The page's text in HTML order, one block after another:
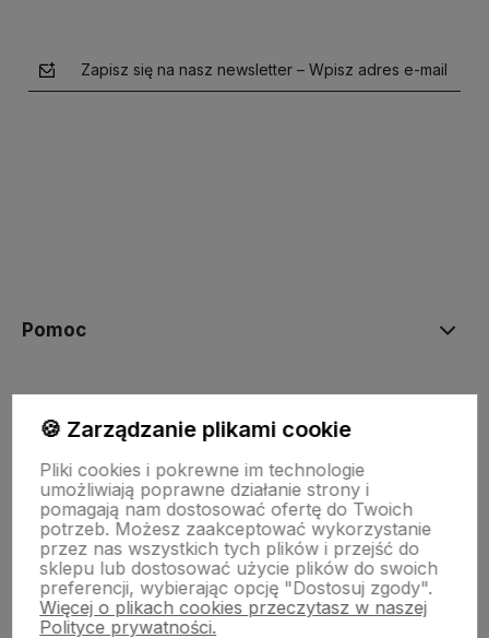
Zapisz się na nasz newsletter – Wpisz adres e-mail
Pomoc
Płatności i dostawa
Informacje
O nas
🍪 Zarządzanie plikami cookie
Pliki cookies i pokrewne im technologie
umożliwiają poprawne działanie strony i
pomagają nam dostosować ofertę do Twoich
potrzeb. Możesz zaakceptować wykorzystanie
przez nas wszystkich tych plików i przejść do
sklepu lub dostosować użycie plików do swoich
preferencji, wybierając opcję "Dostosuj zgody".
Więcej o plikach cookies przeczytasz w naszej
Polityce prywatności.